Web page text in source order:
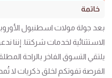
خاتمة
بعد جولة مولات اسطنبول
الاستثنائية لخدمات شركتنا. إننا
يلتقي التسوق الفاخر بالراحة
الفرصة تفوتكم لخلق ذكريات لا